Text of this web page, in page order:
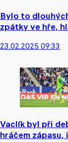
Bylo to
zpátky ve hře,
23.02.2025 09:33
Vaclík byl při
hráčem